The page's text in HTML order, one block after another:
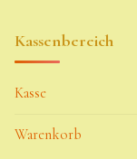
Kassenbereich
Kasse
Warenkorb